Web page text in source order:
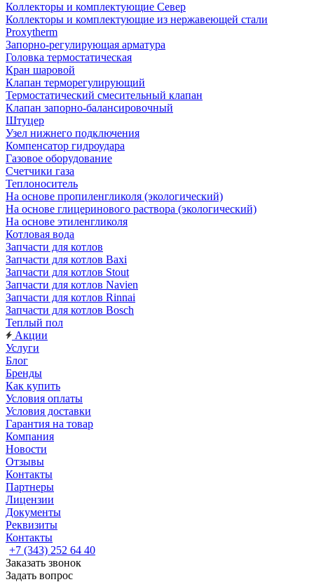
Коллекторы и комплектующие Север
Коллекторы и комплектующие из нержавеющей стали
Proxytherm
Запорно-регулирующая арматура
Головка термостатическая
Кран шаровой
Клапан терморегулирующий
Термостатический смесительный клапан
Клапан запорно-балансировочный
Штуцер
Узел нижнего подключения
Компенсатор гидроудара
Газовое оборудование
Счетчики газа
Теплоноситель
На основе пропиленгликоля (экологический)
На основе глицеринового раствора (экологический)
На основе этиленгликоля
Котловая вода
Запчасти для котлов
Запчасти для котлов Baxi
Запчасти для котлов Stout
Запчасти для котлов Navien
Запчасти для котлов Rinnai
Запчасти для котлов Bosch
Теплый пол
Акции
Услуги
Блог
Бренды
Как купить
Условия оплаты
Условия доставки
Гарантия на товар
Компания
Новости
Отзывы
Контакты
Партнеры
Лицензии
Документы
Реквизиты
Контакты
+7 (343) 252 64 40
Заказать звонок
Задать вопрос